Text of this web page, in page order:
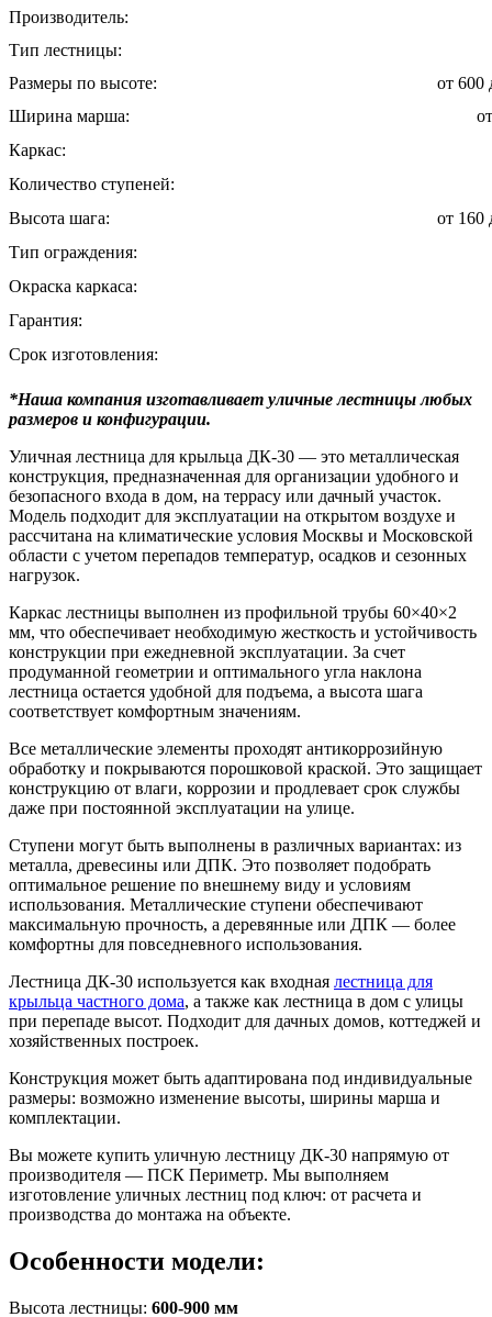
Производитель:
Тип лестницы:
Размеры по высоте:
от 600
Ширина марша:
Каркас:
Количество ступеней:
Высота шага:
от 160
Тип ограждения:
Окраска каркаса:
Гарантия:
Срок изготовления:
*Наша компания изготавливает уличные лестницы любых
размеров и конфигурации.
Уличная лестница для крыльца ДК-30 — это металлическая
конструкция, предназначенная для организации удобного и
безопасного входа в дом, на террасу или дачный участок.
Модель подходит для эксплуатации на открытом воздухе и
рассчитана на климатические условия Москвы и Московской
области с учетом перепадов температур, осадков и сезонных
нагрузок.
Каркас лестницы выполнен из профильной трубы 60×40×2
мм, что обеспечивает необходимую жесткость и устойчивость
конструкции при ежедневной эксплуатации. За счет
продуманной геометрии и оптимального угла наклона
лестница остается удобной для подъема, а высота шага
соответствует комфортным значениям.
Все металлические элементы проходят антикоррозийную
обработку и покрываются порошковой краской. Это защищает
конструкцию от влаги, коррозии и продлевает срок службы
даже при постоянной эксплуатации на улице.
Ступени могут быть выполнены в различных вариантах: из
металла, древесины или ДПК. Это позволяет подобрать
оптимальное решение по внешнему виду и условиям
использования. Металлические ступени обеспечивают
максимальную прочность, а деревянные или ДПК — более
комфортны для повседневного использования.
Лестница ДК-30 используется как входная лестница для
крыльца частного дома, а также как лестница в дом с улицы
при перепаде высот. Подходит для дачных домов, коттеджей и
хозяйственных построек.
Конструкция может быть адаптирована под индивидуальные
размеры: возможно изменение высоты, ширины марша и
комплектации.
Вы можете купить уличную лестницу ДК-30 напрямую от
производителя — ПСК Периметр. Мы выполняем
изготовление уличных лестниц под ключ: от расчета и
производства до монтажа на объекте.
Особенности модели:
Высота лестницы: 600-900 мм